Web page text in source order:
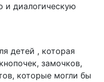
и диалогическую
детей , которая
замочков,
которые могли бы